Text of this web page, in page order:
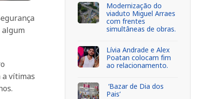
algum
a vítimas
Modernização do
viaduto Miguel Arraes
com frentes
simultâneas de obras.
Lívia Andrade e Alex
Poatan colocam fim
ao relacionamento.
‘Bazar de Dia dos
Pais’